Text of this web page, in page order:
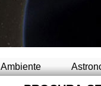
Ambiente